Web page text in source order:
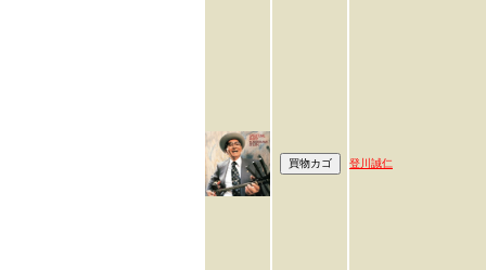
登川誠仁